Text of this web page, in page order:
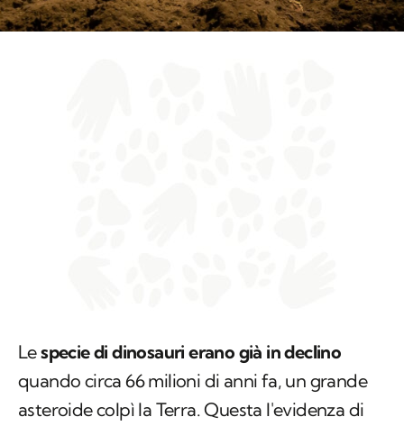
Lespecie di dinosauri erano già in declino
quando circa 66 milioni di anni fa, un grande
asteroide colpì la Terra. Questa l'evidenza di